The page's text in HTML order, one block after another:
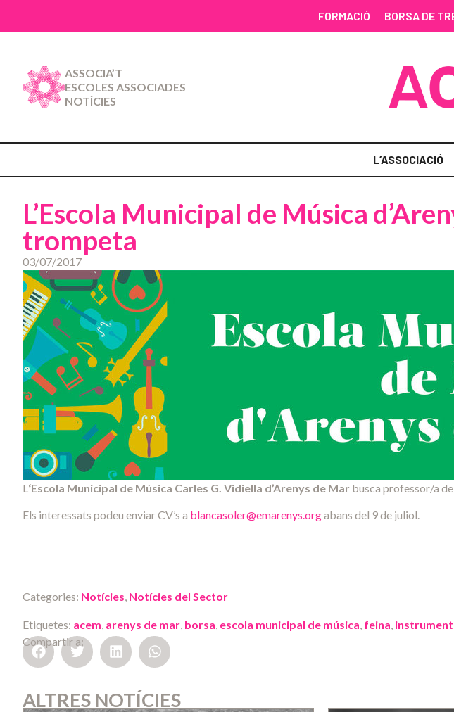
FORMACIÓ BORSA DE
ASSOCIA’T
ESCOLES ASSOCIADES
NOTÍCIES
L’ASSOCIACIÓ
L’Escola Municipal de Música
trompeta
03/07/2017
L‘Escola Municipal de Música Carles G. Vidiella d’Arenys de Mar busca professor/a de
Els interessats podeu enviar CV’s a blancasoler@emarenys.orgabans del 9 de juliol.
Categories: Notícies Notícies del Sector
Etiquetes: acem arenys de mar borsa escola municipal de música feina
Compartir a:
ALTRES NOTÍCIES